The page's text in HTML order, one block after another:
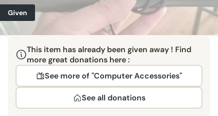
Given
This item has already been given away ! Find
more great donations here :
See more of "Computer Accessories"
See all donations